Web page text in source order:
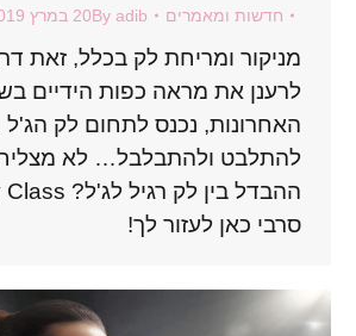
חדשות ומאמרים By adib 20 במרץ 2019
מניקור ומריחת לק בכלל, זאת
לרענן את מראה כפות הידיים
האחרונות, נכנס לתחום לק הג'ל
להתלבט ולהתבלבל… לא
סרבי כאן לעזור לך!